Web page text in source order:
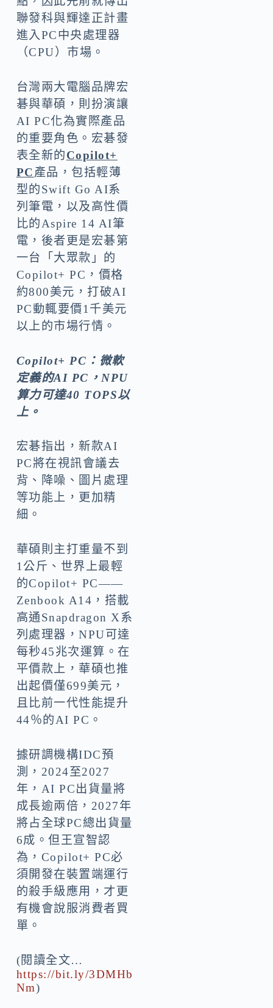
聯發科與輝達正計畫
進入PC中央處理器
（CPU）市場。
台灣兩大電腦品牌宏
碁與華碩，則扮演讓
AI PC化為實際產品
的重要角色。宏碁發
表全新的Copilot+
PC產品，包括輕薄
型的Swift Go AI系
列筆電，以及高性價
比的Aspire 14 AI筆
電，後者更是宏碁第
一台「大眾款」的
Copilot+ PC，價格
約800美元，打破AI
PC動輒要價1千美元
以上的市場行情。
Copilot+ PC ：微軟
定義的AI PC ，NPU
算力可達40 TOPS以
上。
宏碁指出，新款AI
PC將在視訊會議去
背、降噪、圖片處理
等功能上，更加精
細。
華碩則主打重量不到
1公斤、世界上最輕
的Copilot+ PC——
Zenbook A14，搭載
高通Snapdragon X系
列處理器，NPU可達
每秒45兆次運算。在
平價款上，華碩也推
出起價僅699美元，
且比前一代性能提升
44％的AI PC。
據研調機構IDC預
測，2024至2027
年，AI PC出貨量將
成長逾兩倍，2027年
將占全球PC總出貨量
6成。但王宣智認
為，Copilot+ PC必
須開發在裝置端運行
的殺手級應用，才更
有機會說服消費者買
單。
(閱讀全文…
https://bit.ly/3DMHb
Nm)